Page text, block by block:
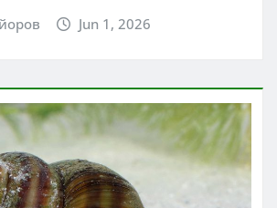
Jun 1, 2026